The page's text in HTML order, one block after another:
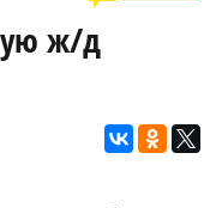
ж/д